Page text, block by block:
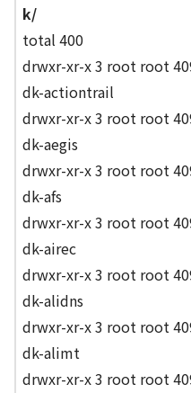
k/
total 400
drwxr-xr-x 3 root root
dk-actiontrail
drwxr-xr-x 3 root root
dk-aegis
drwxr-xr-x 3 root root
dk-afs
drwxr-xr-x 3 root root
dk-airec
drwxr-xr-x 3 root root
dk-alidns
drwxr-xr-x 3 root root
dk-alimt
drwxr-xr-x 3 root root